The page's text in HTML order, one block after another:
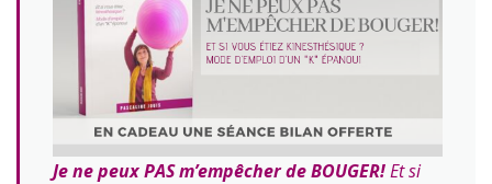
Je ne peux PAS m’empêcher de BOUGER!Et si